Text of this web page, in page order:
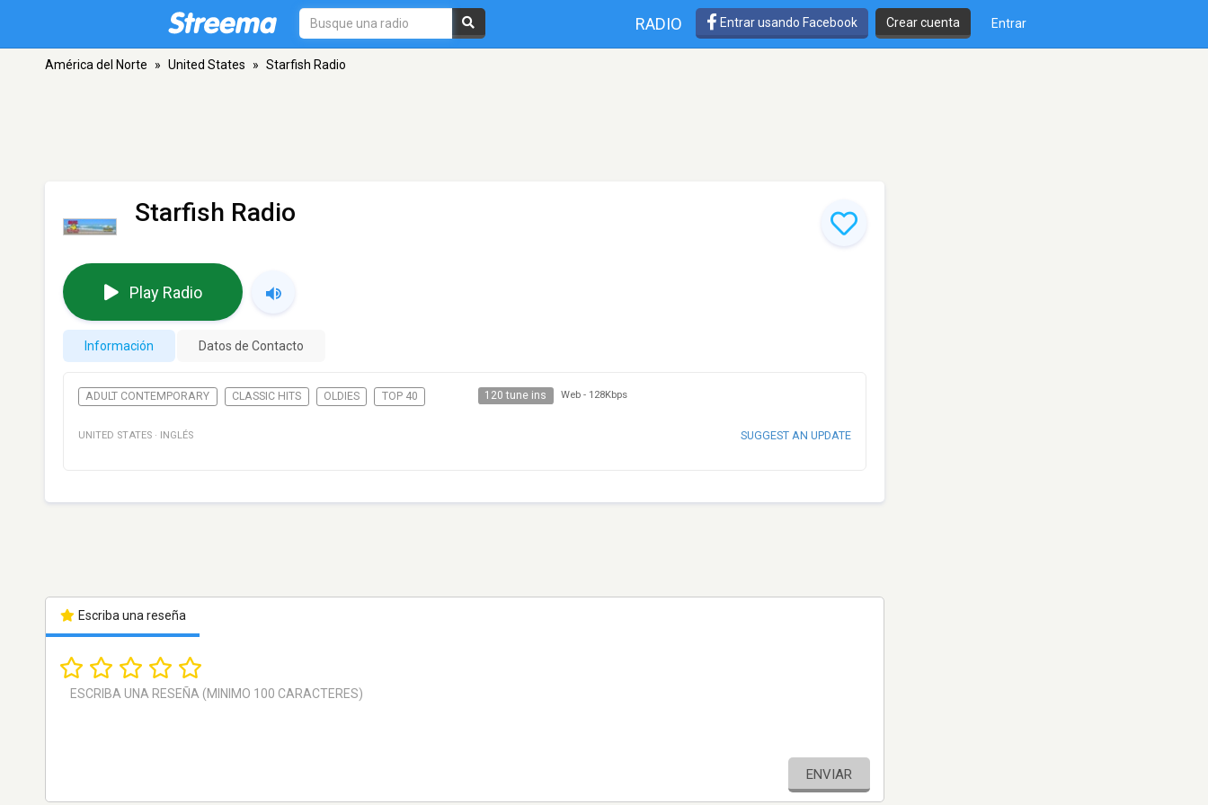
RADIO Entrar usando Facebook Crear cuenta Entrar
América del Norte » United States » Starfish Radio
Starfish Radio
Play Radio
Información Datos de Contacto
ADULT CONTEMPORARY CLASSIC HITS OLDIES TOP 40 120 tune ins Web - 128Kbps
UNITED STATES · INGLÉS SUGGEST AN UPDATE
Escriba una reseña
ENVIAR